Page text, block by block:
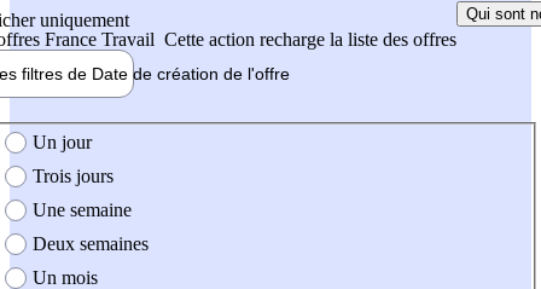
uniquement
France Travail Cette action recharge la liste des offres
Qui sont
filtres de Date de création de l'offre
création de l'offre
Un jour
Trois jours
Une semaine
Deux semaines
Un mois